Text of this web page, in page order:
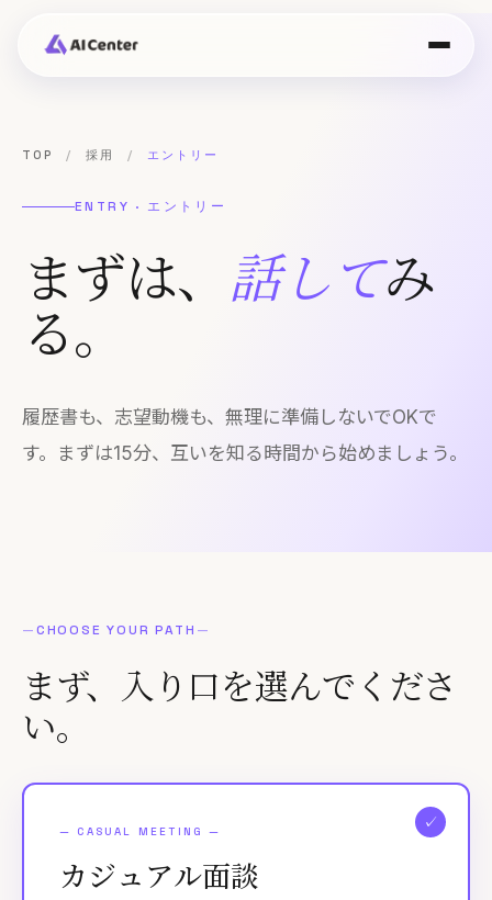
エントリー
TOP / 採用 / エントリー
ENTRY · エントリー
まずは、 話してみ
る。
履歴書も、志望動機も、無理に準備しないでOKで
す。まずは15分、互いを知る時間から始めましょう。
—CHOOSE YOUR PATH —
まず、 入り口を選んでくださ
い。
— CASUAL MEETING —
カジュアル面談
✓